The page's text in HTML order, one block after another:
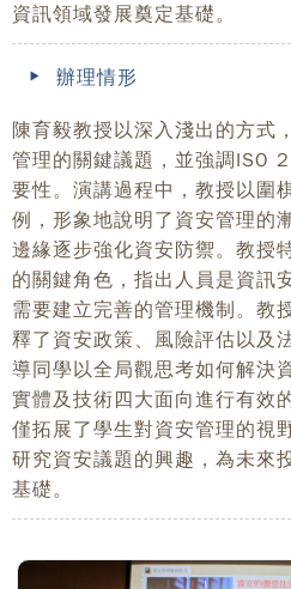
資訊領域發展奠定基礎。
辦理情形
陳育毅教授以深入淺出的方式
管理的關鍵議題，並強調ISO
要性。演講過程中，教授以圍
例，形象地說明了資安管理的
邊緣逐步強化資安防禦。教授
的關鍵角色，指出人員是資訊
需要建立完善的管理機制。教
釋了資安政策、風險評估以及
導同學以全局觀思考如何解決
實體及技術四大面向進行有效
僅拓展了學生對資安管理的視
研究資安議題的興趣，為未來
基礎。